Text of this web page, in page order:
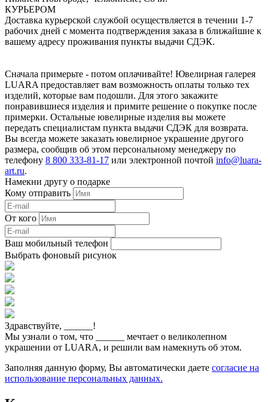
КУРЬЕРОМ
Доставка курьерской службой осуществляется в течении 1-7
рабочих дней с момента подтверждения заказа в ближайшие к
вашему адресу проживания пункты выдачи СДЭК.
Сначала примерьте - потом оплачивайте! Ювелирная галерея
LUARA предоставляет вам возможность оплаты только тех
изделий, которые вам подошли. Для этого закажите
понравившиеся изделия и примите решение о покупке после
примерки. Остальные ювелирные изделия вы можете
передать специалистам пункта выдачи СДЭК для возврата.
Вы всегда можете заказать ювелирное украшение другого
размера, сообщив об этом персональному менеджеру по
телефону 8 800 333-81-17 или электронной почтой info@luara-
art.ru.
Намекни другу о подарке
Кому отправить
От кого
Ваш мобильный телефон
Выбрать фоновый рисунок
Здравствуйте,
!
Мы узнали о том, что
мечтает о великолепном
украшении от LUARA, и решили вам намекнуть об этом.
Заполняя данную форму, Вы автоматически даете согласие на
использование персональных данных.